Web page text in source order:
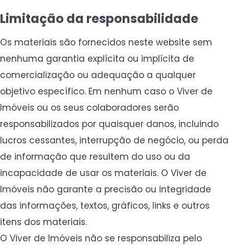
Limitação da responsabilidade
Os materiais são fornecidos neste website sem
nenhuma garantia explícita ou implícita de
comercialização ou adequação a qualquer
objetivo específico. Em nenhum caso o Viver de
Imóveis ou os seus colaboradores serão
responsabilizados por quaisquer danos, incluindo
lucros cessantes, interrupção de negócio, ou perda
de informação que resultem do uso ou da
incapacidade de usar os materiais. O Viver de
Imóveis não garante a precisão ou integridade
das informações, textos, gráficos, links e outros
itens dos materiais.
O Viver de Imóveis não se responsabiliza pelo